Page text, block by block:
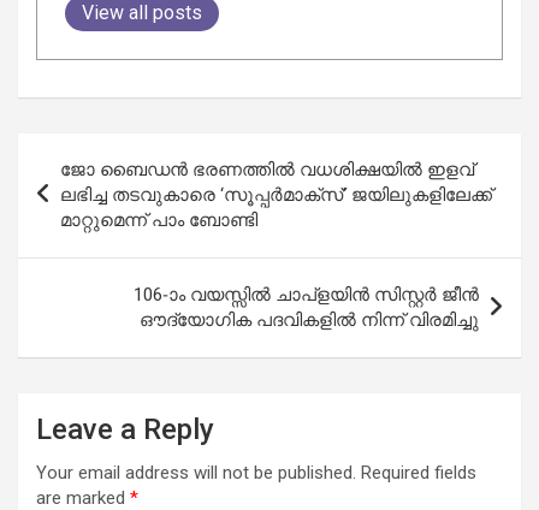
View all posts
navigation
ജോ ബൈഡൻ ഭരണത്തിൽ വധശിക്ഷയിൽ ഇളവ്
ലഭിച്ച തടവുകാരെ ‘സൂപ്പർമാക്സ്’ ജയിലുകളിലേക്ക്
മാറ്റുമെന്ന് പാം ബോണ്ടി
106-ാം വയസ്സിൽ ചാപ്‌ളയിൻ സിസ്റ്റർ ജീൻ
ഔദ്യോഗിക പദവികളിൽ നിന്ന് വിരമിച്ചു
Leave a Reply
Your email address will not be published. Required fields
are marked *